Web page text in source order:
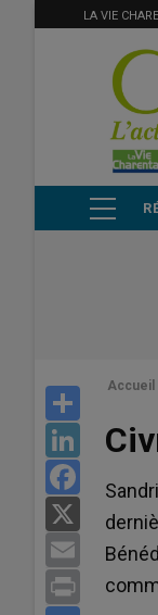
MENU
FILIÈRE
LA VIE
LinkedIn
Email
Print
Accueil